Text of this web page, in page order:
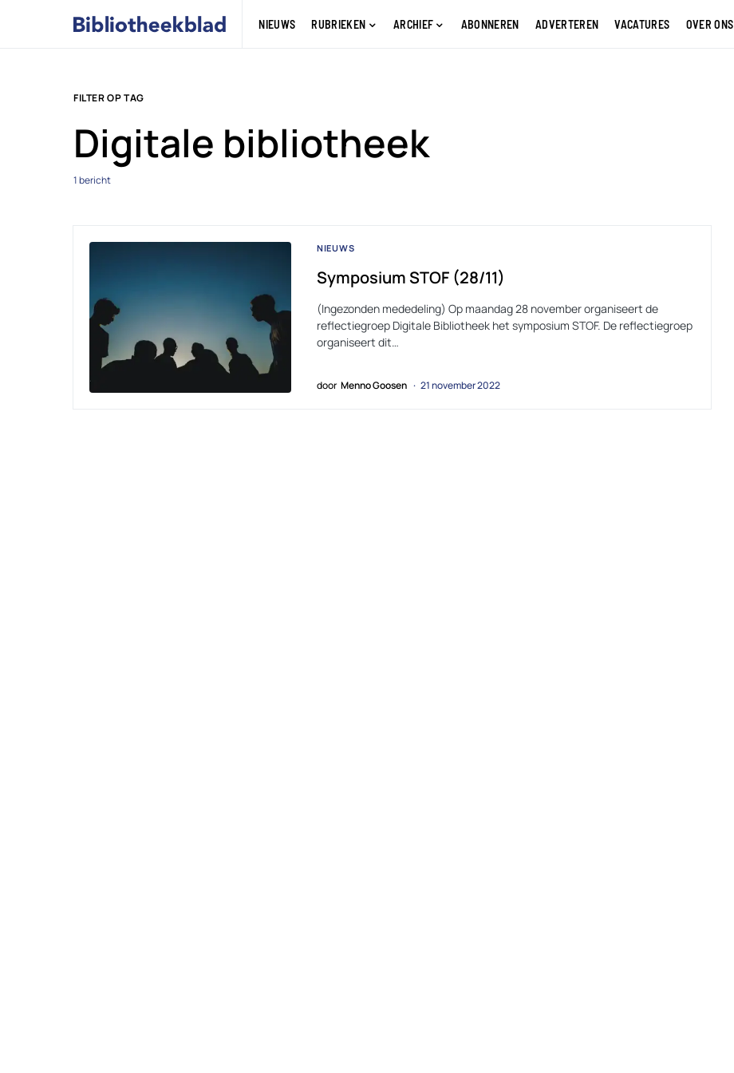
NIEUWS RUBRIEKEN ARCHIEF ABONNEREN ADVERTEREN VACATURES OVER ONS
FILTER OP TAG
Digitale bibliotheek
1 bericht
NIEUWS
Symposium STOF (28/11)
(Ingezonden mededeling) Op maandag 28 november organiseert de
reflectiegroep Digitale Bibliotheek het symposium STOF. De reflectiegroep
organiseert dit…
door Menno Goosen 21 november 2022